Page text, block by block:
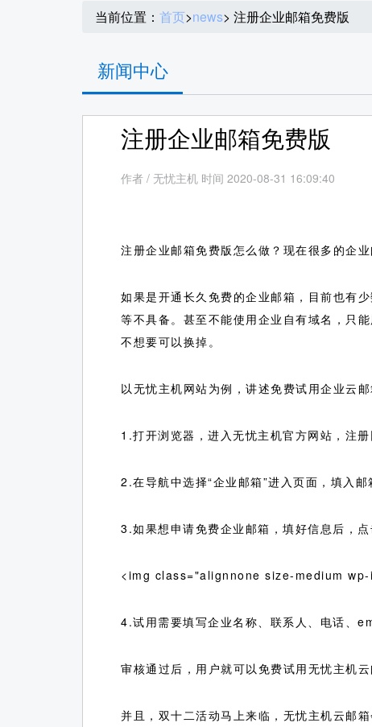
当前位置： 首页>news> 注册企业邮箱免费版
新闻中心
注册企业邮箱免费版
作者 / 无忧主机 时间 2020-08-31 16:09:40
注册企业邮箱免费版怎么做？现在很多的企
如果是开通长久免费的企业邮箱，目前也有
等不具备。甚至不能使用企业自有域名，只
不想要可以换掉。
以无忧主机网站为例，讲述免费试用企业云邮
1.打开浏览器，进入无忧主机官方网站，注
2.在导航中选择“企业邮箱”进入页面，填入
3.如果想申请免费企业邮箱，填好信息后，点
<img class="alignnone size-medium
4.试用需要填写企业名称、联系人、电话、
审核通过后，用户就可以免费试用无忧主机
并且，双十二活动马上来临，无忧主机云邮